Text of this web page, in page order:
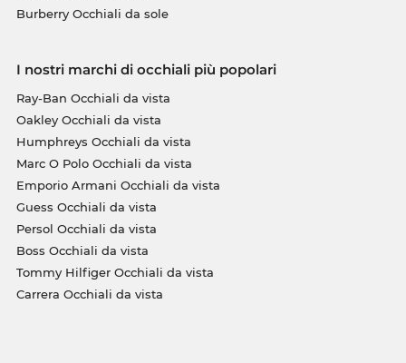
Burberry Occhiali da sole
I nostri marchi di occhiali più popolari
Ray-Ban Occhiali da vista
Oakley Occhiali da vista
Humphreys Occhiali da vista
Marc O Polo Occhiali da vista
Emporio Armani Occhiali da vista
Guess Occhiali da vista
Persol Occhiali da vista
Boss Occhiali da vista
Tommy Hilfiger Occhiali da vista
Carrera Occhiali da vista